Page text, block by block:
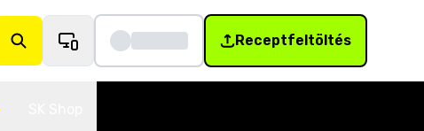
Receptfeltöltés